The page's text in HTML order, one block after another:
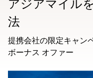
アジアマイル
法
提携会社の限定キャン
ボーナス オファー